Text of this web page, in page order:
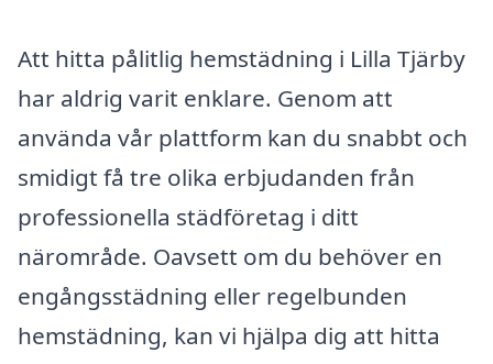
Att hitta pålitlig hemstädning i Lilla Tjärby
har aldrig varit enklare. Genom att
använda vår plattform kan du snabbt och
smidigt få tre olika erbjudanden från
professionella städföretag i ditt
närområde. Oavsett om du behöver en
engångsstädning eller regelbunden
hemstädning, kan vi hjälpa dig att hitta